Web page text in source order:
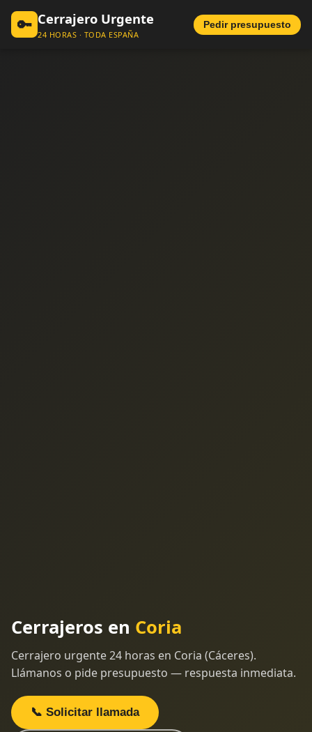
🔑 Cerrajero Urgente
24 HORAS · TODA ESPAÑA
Pedir presupuesto
Cerrajeros en Coria
Cerrajero urgente 24 horas en Coria (Cáceres).
Llámanos o pide presupuesto — respuesta inmediata.
📞 Solicitar llamada